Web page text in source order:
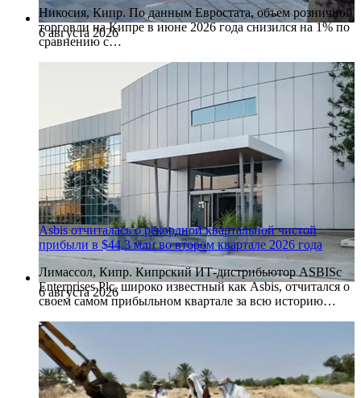
6 августа 2026
Никосия, Кипр. По данным Евростата, объем розничной
торговли на Кипре в июне 2026 года снизился на 1% по
сравнению с…
6 августа 2026
Asbis отчиталась о рекордной квартальной чистой
прибыли в $44,3 млн во втором квартале 2026 года
Лимассол, Кипр. Кипрский ИТ-дистрибьютор ASBISc
Enterprises Plc, широко известный как Asbis, отчитался о
своем самом прибыльном квартале за всю историю…